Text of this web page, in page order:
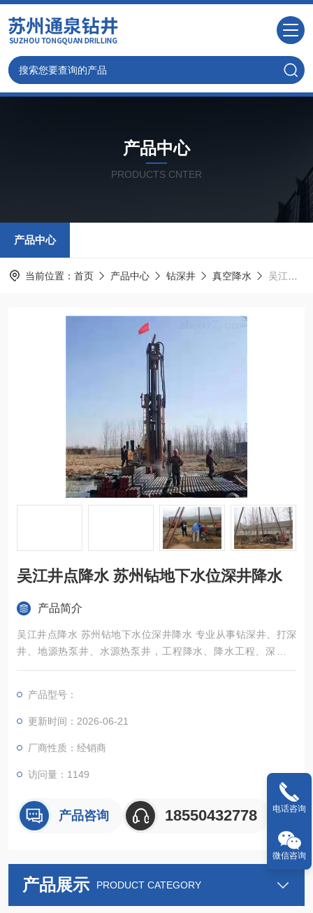
产品中心
PRODUCTS CNTER
产品中心
当前位置： 首页 产品中心 钻深井 真空降水 吴江井点降水 苏州钻地下水位深井降水
吴江井点降水 苏州钻地下水位深井降水
产品简介
吴江井点降水 苏州钻地下水位深井降水 专业从事钻深井、打深
井、地源热泵井、水源热泵井，工程降水、降水工程、深井降
水、管井降水、水空调冷风机及各种通风降温换气、除尘设备销
务、良好的信誉
产品型号：
更新时间：2026-06-21
厂商性质：经销商
访问量：1149
产品咨询 18550432778
产品展示 PRODUCT CATEGORY
电话咨询
微信咨询